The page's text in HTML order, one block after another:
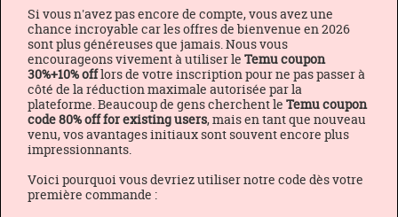
Si vous n'avez pas encore de compte, vous avez une
chance incroyable car les offres de bienvenue en 2026
sont plus généreuses que jamais. Nous vous
encourageons vivement à utiliser le Temu coupon
30%+10% offlors de votre inscription pour ne pas passer à
côté de la réduction maximale autorisée par la
plateforme. Beaucoup de gens cherchent le Temu coupon
code 80% off for existing users, mais en tant que nouveau
venu, vos avantages initiaux sont souvent encore plus
impressionnants.
Voici pourquoi vous devriez utiliser notre code dès votre
première commande :